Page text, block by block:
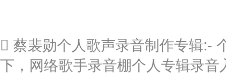
 蔡裴勋个人歌声录音制作专辑:-
下，网络歌手录音棚个人专辑录